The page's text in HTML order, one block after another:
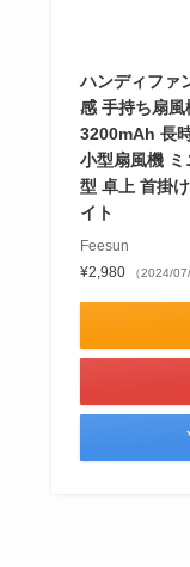
ハンディファ
感 手持ち扇
3200mAh 長
小型扇風機
型 卓上 首掛
イト
Feesun
¥2,980
（2024/